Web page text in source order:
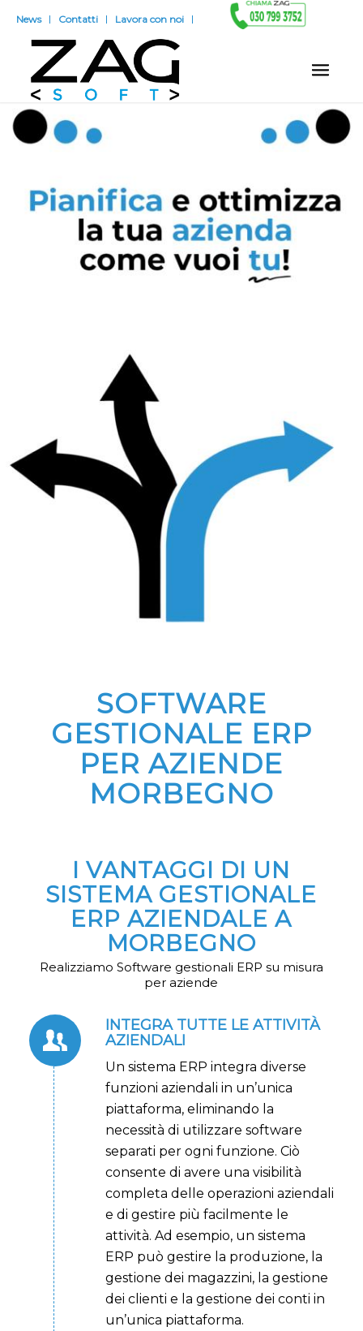
News Contatti Lavora con noi
SOFTWARE
GESTIONALE ERP
PER AZIENDE
MORBEGNO
I VANTAGGI DI UN
SISTEMA GESTIONALE
ERP AZIENDALE A
MORBEGNO
Realizziamo Software gestionali ERP su misura
per aziende
INTEGRA TUTTE LE ATTIVITÀ
AZIENDALI
Un sistema ERP integra diverse
funzioni aziendali in un’unica
piattaforma, eliminando la
necessità di utilizzare software
separati per ogni funzione. Ciò
consente di avere una visibilità
completa delle operazioni aziendali
e di gestire più facilmente le
attività. Ad esempio, un sistema
ERP può gestire la produzione, la
gestione dei magazzini, la gestione
dei clienti e la gestione dei conti in
un’unica piattaforma.